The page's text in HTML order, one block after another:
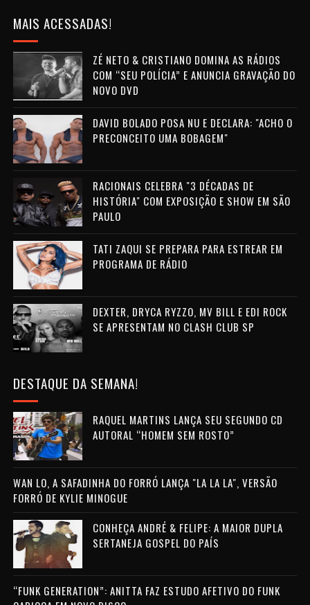
MAIS ACESSADAS!
ZÉ NETO & CRISTIANO DOMINA AS RÁDIOS
COM “SEU POLÍCIA” E ANUNCIA GRAVAÇÃO DO
NOVO DVD
DAVID BOLADO POSA NU E DECLARA: "ACHO O
PRECONCEITO UMA BOBAGEM"
RACIONAIS CELEBRA "3 DÉCADAS DE
HISTÓRIA" COM EXPOSIÇÃO E SHOW EM SÃO
PAULO
TATI ZAQUI SE PREPARA PARA ESTREAR EM
PROGRAMA DE RÁDIO
DEXTER, DRYCA RYZZO, MV BILL E EDI ROCK
SE APRESENTAM NO CLASH CLUB SP
DESTAQUE DA SEMANA!
RAQUEL MARTINS LANÇA SEU SEGUNDO CD
AUTORAL “HOMEM SEM ROSTO”
WAN LO, A SAFADINHA DO FORRÓ LANÇA "LA LA LA", VERSÃO
FORRÓ DE KYLIE MINOGUE
CONHEÇA ANDRÉ & FELIPE: A MAIOR DUPLA
SERTANEJA GOSPEL DO PAÍS
“FUNK GENERATION”: ANITTA FAZ ESTUDO AFETIVO DO FUNK